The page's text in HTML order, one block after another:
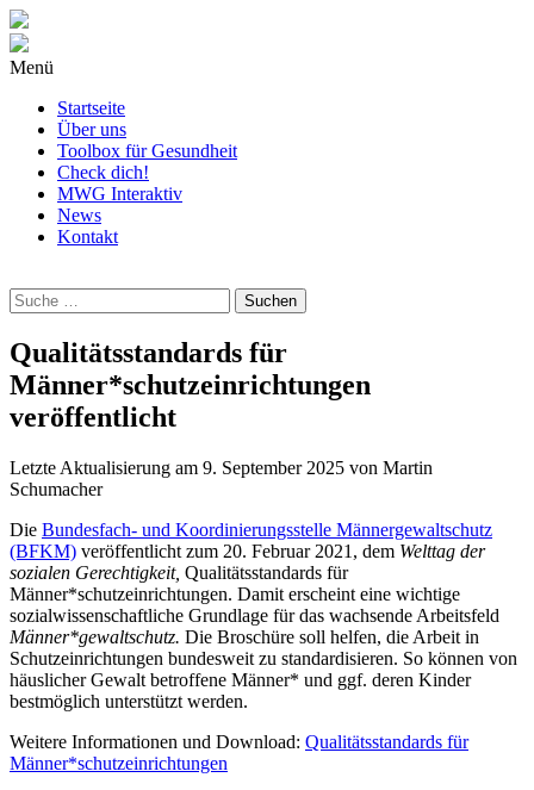
Menü
Startseite
Über uns
Toolbox für Gesundheit
Check dich!
MWG Interaktiv
News
Kontakt
suchst
Du?
Qualitätsstandards für
Männer*schutzeinrichtungen
veröffentlicht
Letzte Aktualisierung am 9. September 2025 von Martin
Schumacher
Die Bundesfach- und Koordinierungsstelle Männergewaltschutz
(BFKM) veröffentlicht zum 20. Februar 2021, dem Welttag der
sozialen Gerechtigkeit, Qualitätsstandards für
Männer*schutzeinrichtungen. Damit erscheint eine wichtige
sozialwissenschaftliche Grundlage für das wachsende Arbeitsfeld
Männer*gewaltschutz. Die Broschüre soll helfen, die Arbeit in
Schutzeinrichtungen bundesweit zu standardisieren. So können von
häuslicher Gewalt betroffene Männer* und ggf. deren Kinder
bestmöglich unterstützt werden.
Weitere Informationen und Download: Qualitätsstandards für
Männer*schutzeinrichtungen